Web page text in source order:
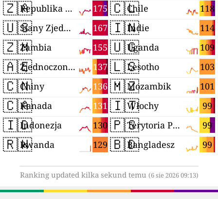
🇿🇦 175
Republika Południowej Afryki
🇺🇸 167
Stany Zjednoczone
🇿🇲 155
Zambia
🇦🇪 137
Zjednoczone Emiraty Arabskie
🇨🇳 136
Chiny
🇨🇦 131
Kanada
🇮🇩 130
Indonezja
🇷🇼 129
Rwanda
🇨🇱 118
Chile
🇮🇳 114
Indie
🇺🇬 109
Uganda
🇱🇸 103
Lesotho
🇲🇿 101
Mozambik
🇮🇹 99
Włochy
🇵🇸 99
Terytoria Palestyńskie
🇧🇩 99
Bangladesz
Ranking updated kilka sekund temu (6 sie 2026 09:13)